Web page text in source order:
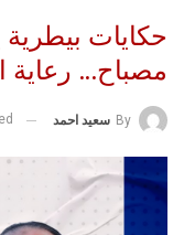
حكايات بيطرية
مصباح… رعاية
By سعيد احمد